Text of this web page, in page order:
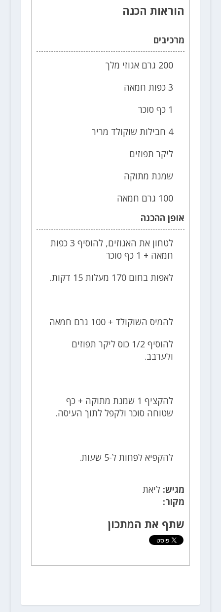
הוראות הכנה
מרכיבים
200 גרם אגוזי מלך
3 כפות חמאה
1 כף סוכר
4 חבילות שוקולד מריר
ליקר תפוזים
שמנת מתוקה
100 גרם חמאה
אופן ההכנה
לטחון את האגוזים, להוסיף 3 כפות
חמאה + 1 כף סוכר
לאפות בחום 170 מעלות 15 דקות.
להמיס השוקולד + 100 גרם חמאה
להוסיף 1/2 כוס ליקר תפוזים
ולערבב.
להקציף 1 שמנת מתוקה + כף
שטוחה סוכר ולקפל לתוך העיסה.
להקפיא לפחות ל-5 שעות.
מגיש: ליאת
מקור:
שתף את המתכון